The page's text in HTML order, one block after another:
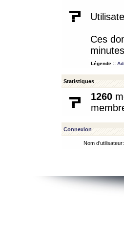
Ces
minutes
Légende ::
Statistiques
1260
Connexion
Nom d’utilisateur: